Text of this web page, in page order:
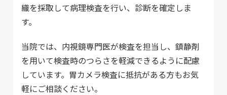
織を採取して病理検査を行い、診断を確定しま
す。
当院では、内視鏡専門医が検査を担当し、鎮静剤
を用いて検査時のつらさを軽減できるように配慮
しています。胃カメラ検査に抵抗がある方もお気
軽にご相談ください。